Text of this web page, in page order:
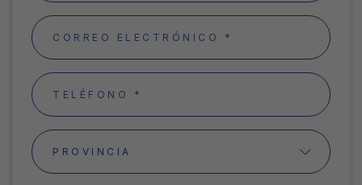
Email
Teléfono
Provincia